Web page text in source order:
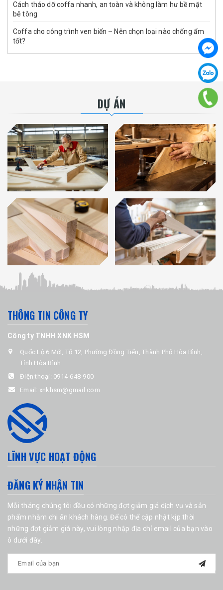
Cách tháo dỡ coffa nhanh, an toàn và không làm hư bề mặt
bê tông
Coffa cho công trình ven biển – Nên chọn loại nào chống ẩm
tốt?
DỰ ÁN
THÔNG TIN CÔNG TY
Công ty TNHH XNK HSM
Quốc Lộ 6 Mới, Tổ 12, Phường Đồng Tiến, Thành Phố Hòa Bình,
Tỉnh Hòa Bình
Điện thoại: 0914-648-900
Email: xnkhsm@gmail.com
LĨNH VỰC HOẠT ĐỘNG
ĐĂNG KÝ NHẬN TIN
Mỗi tháng chúng tôi đều có những đợt giảm giá dịch vụ và sản
phẩm nhằm chi ân khách hàng. Để có thể cập nhật kịp thời
những đợt giảm giá này, vui lòng nhập địa chỉ email của bạn vào
ô dưới đây.